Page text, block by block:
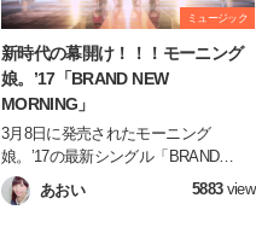
ミュージック
新時代の幕開け！！！モーニング
娘。’17「BRAND NEW
MORNING」
3月8日に発売されたモーニング
娘。’17の最新シングル「BRAND
NEW MORNING」ですが、、とにか
くエモい！スゴイ！MVや歌詞など、
あおい 5883view